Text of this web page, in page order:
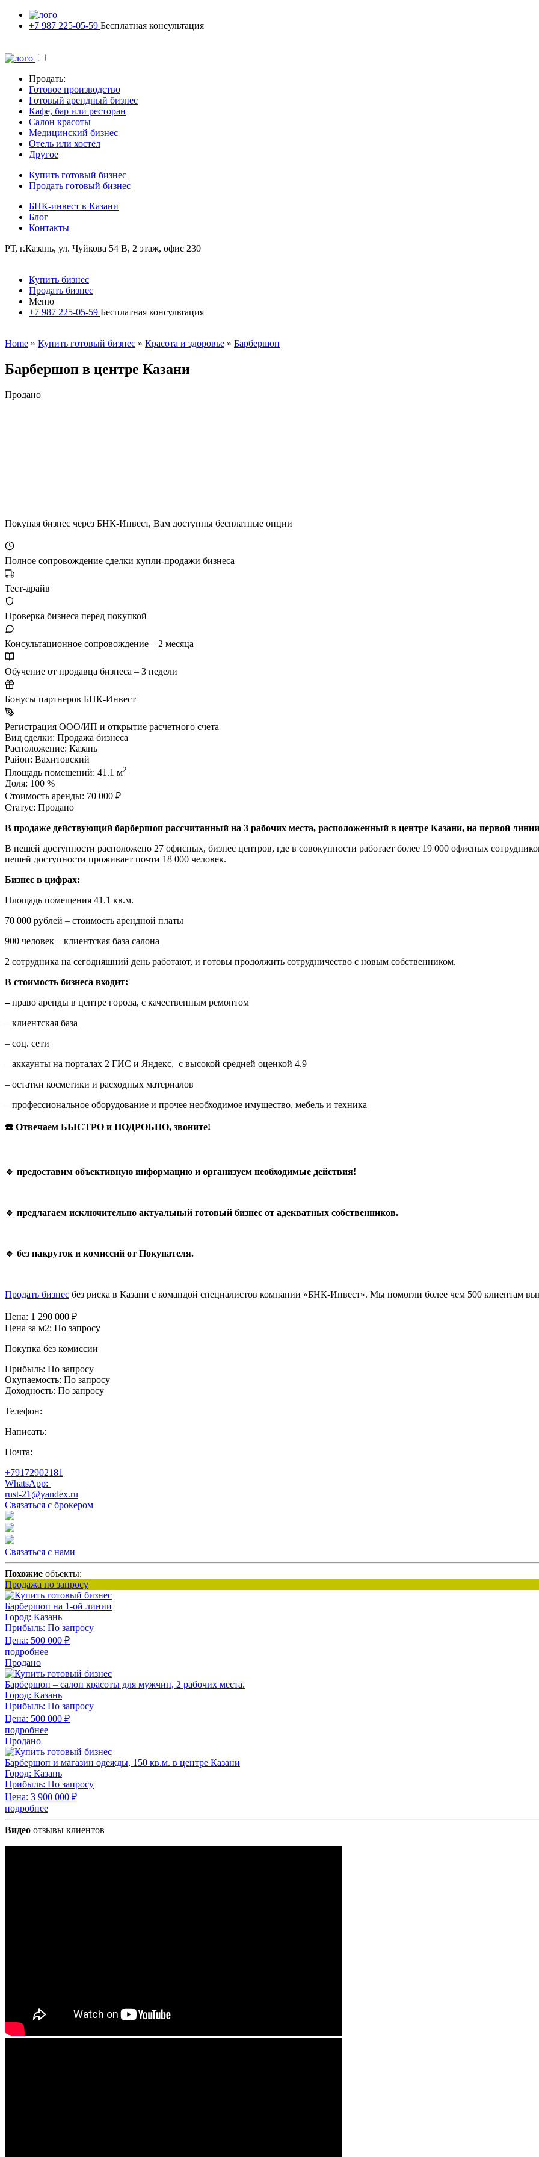
+7 987 225-05-59 Бесплатная консультация
Продать:
Готовое производство
Готовый арендный бизнес
Кафе, бар или ресторан
Салон красоты
Медицинский бизнес
Отель или хостел
Другое
Купить готовый бизнес
Продать готовый бизнес
БНК-инвест в Казани
Блог
Контакты
РТ, г.Казань, ул. Чуйкова 54 В, 2 этаж, офис 230
Купить бизнес
Продать бизнес
Меню
+7 987 225-05-59 Бесплатная консультация
Home » Купить готовый бизнес » Красота и здоровье » Барбершоп
Барбершоп в центре Казани
Продано
Покупая бизнес через БНК-Инвест, Вам доступны бесплатные опции
Полное сопровождение сделки купли-продажи бизнеса
Тест-драйв
Проверка бизнеса перед покупкой
Консультационное сопровождение – 2 месяца
Обучение от продавца бизнеса – 3 недели
Бонусы партнеров БНК-Инвест
Регистрация ООО/ИП и открытие расчетного счета
Вид сделки: Продажа бизнеса
Расположение: Казань
Район: Вахитовский
Площадь помещений: 41.1 м2
Доля: 100 %
Стоимость аренды: 70 000 ₽
Статус: Продано
В продаже действующий барбершоп рассчитанный на 3 рабочих места, расположенный в центре Казани, на первой
В пешей доступности расположено 27 офисных, бизнес центров, где в совокупности работает более 19 000 офисных
пешей доступности проживает почти 18 000 человек.
Бизнес в цифрах:
Площадь помещения 41.1 кв.м.
70 000 рублей – стоимость арендной платы
900 человек – клиентская база салона
2 сотрудника на сегодняшний день работают, и готовы продолжить сотрудничество с новым собственником.
В стоимость бизнеса входит:
–право аренды в центре города, с качественным ремонтом
– клиентская база
– соц. сети
– аккаунты на порталах 2 ГИС и Яндекс, с высокой средней оценкой 4.9
– остатки косметики и расходных материалов
– профессиональное оборудование и прочее необходимое имущество, мебель и техника
☎️ Отвечаем БЫСТРО и ПОДРОБНО, звоните!
🔹 предоставим объективную информацию и организуем необходимые действия!
🔹 предлагаем исключительно актуальный готовый бизнес от адекватных собственников.
🔹 без накруток и комиссий от Покупателя.
Продать бизнес без риска в Казани с командой специалистов компании «БНК-Инвест». Мы помогли более чем 500 клиентам
Цена: 1 290 000 ₽
Цена за м2: По запросу
Покупка без комиссии
Прибыль: По запросу
Окупаемость: По запросу
Доходность: По запросу
Телефон:
Написать:
Почта:
+79172902181
WhatsApp:
rust-21@yandex.ru
Связаться с брокером
Связаться с нами
Похожие объекты:
Продажа по запросу
Барбершоп на 1-ой линии
Город: Казань
Прибыль: По запросу
Цена: 500 000 ₽
подробнее
Продано
Барбершоп – салон красоты для мужчин, 2 рабочих места.
Город: Казань
Прибыль: По запросу
Цена: 500 000 ₽
подробнее
Продано
Барбершоп и магазин одежды, 150 кв.м. в центре Казани
Город: Казань
Прибыль: По запросу
Цена: 3 900 000 ₽
подробнее
Видео отзывы клиентов